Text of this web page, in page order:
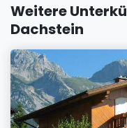
Weitere
Dachstein